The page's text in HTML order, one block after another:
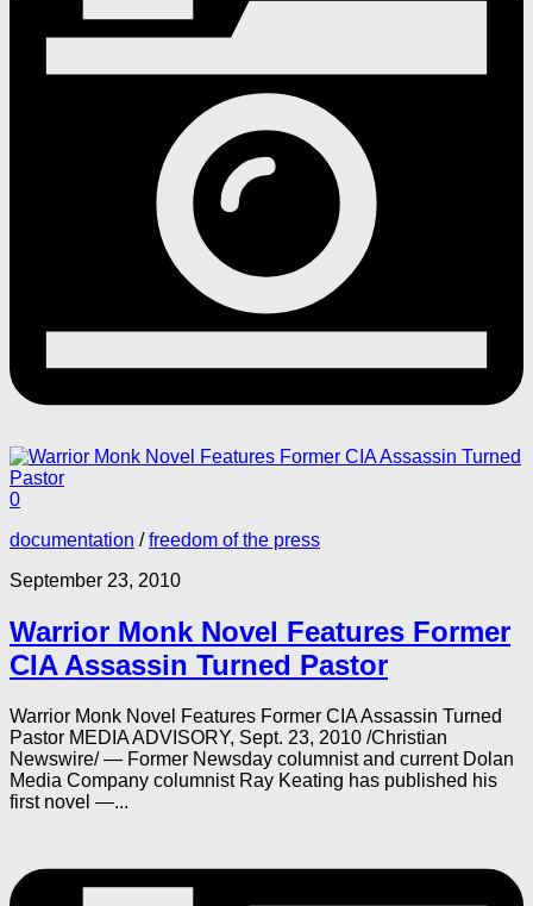
0
documentation / freedom of the press
September 23, 2010
Warrior Monk Novel Features Former
CIA Assassin Turned Pastor
Warrior Monk Novel Features Former CIA Assassin Turned
Pastor MEDIA ADVISORY, Sept. 23, 2010 /Christian
Newswire/ — Former Newsday columnist and current Dolan
Media Company columnist Ray Keating has published his
first novel —...